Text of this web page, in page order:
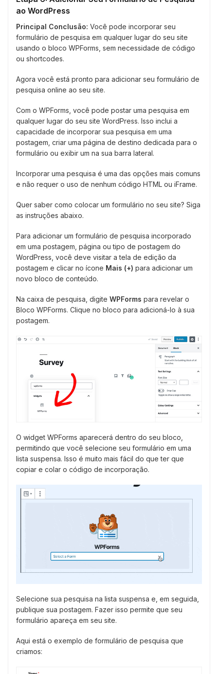
ao WordPress
Principal Conclusão: Você pode incorporar seu
formulário de pesquisa em qualquer lugar do seu site
usando o bloco WPForms, sem necessidade de código
ou shortcodes.
Agora você está pronto para adicionar seu formulário de
pesquisa online ao seu site.
Com o WPForms, você pode postar uma pesquisa em
qualquer lugar do seu site WordPress. Isso inclui a
capacidade de incorporar sua pesquisa em uma
postagem, criar uma página de destino dedicada para o
formulário ou exibir um na sua barra lateral.
Incorporar uma pesquisa é uma das opções mais comuns
e não requer o uso de nenhum código HTML ou iFrame.
Quer saber como colocar um formulário no seu site? Siga
as instruções abaixo.
Para adicionar um formulário de pesquisa incorporado
em uma postagem, página ou tipo de postagem do
WordPress, você deve visitar a tela de edição da
postagem e clicar no ícone Mais (+) para adicionar um
novo bloco de conteúdo.
Na caixa de pesquisa, digite WPForms para revelar o
Bloco WPForms. Clique no bloco para adicioná-lo à sua
postagem.
O widget WPForms aparecerá dentro do seu bloco,
permitindo que você selecione seu formulário em uma
lista suspensa. Isso é muito mais fácil do que ter que
copiar e colar o código de incorporação.
Selecione sua pesquisa na lista suspensa e, em seguida,
publique sua postagem. Fazer isso permite que seu
formulário apareça em seu site.
Aqui está o exemplo de formulário de pesquisa que
criamos: